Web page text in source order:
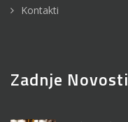
Kontakti
Zadnje Novosti